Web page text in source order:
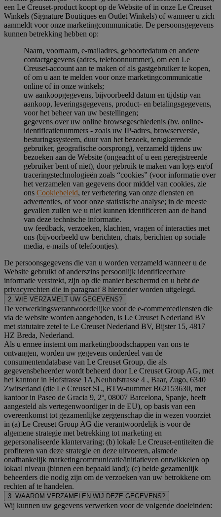
een Le Creuset-product koopt op de Website of in onze Le Creuset
Winkels (Signature Boutiques en Outlet Winkels) of wanneer u zich
aanmeldt voor onze marketingcommunicatie. De persoonsgegevens
kunnen betrekking hebben op:
Naam, voornaam, e-mailadres, geboortedatum en andere
contactgegevens (adres, telefoonnummer), om een Le
Creuset-account aan te maken of als gastgebruiker te kopen,
of om u aan te melden voor onze marketingcommunicatie
online of in onze winkels;
uw aankoopgegevens, bijvoorbeeld datum en tijdstip van
aankoop, leveringsgegevens, product- en betalingsgegevens,
voor het beheer van uw bestellingen;
gegevens over uw online browsegeschiedenis (bv. online-
identificatienummers - zoals uw IP-adres, browserversie,
besturingssysteem, duur van het bezoek, terugkerende
gebruiker, geografische oorsprong), verzameld tijdens uw
bezoeken aan de Website (ongeacht of u een geregistreerde
gebruiker bent of niet), door gebruik te maken van logs en/of
traceringstechnologieën zoals “cookies” (voor informatie over
het verzamelen van gegevens door middel van cookies, zie
ons Cookiebeleid, ter verbetering van onze diensten en
advertenties, of voor onze statistische analyse; in de meeste
gevallen zullen we u niet kunnen identificeren aan de hand
van deze technische informatie.
uw feedback, verzoeken, klachten, vragen of interacties met
ons (bijvoorbeeld uw berichten, chats, berichten op sociale
media, e-mails of telefoontjes).
De persoonsgegevens die van u worden verzameld wanneer u de
Website gebruikt of anderszins persoonlijk identificeerbare
informatie verstrekt, zijn op die manier beschermd en u hebt de
privacyrechten die in paragraaf 8 hieronder worden uitgelegd.
2. WIE VERZAMELT UW GEGEVENS?
De verwerkingsverantwoordelijke voor de e-commercediensten die
via de website worden aangeboden, is Le Creuset Nederland BV
met statutaire zetel te Le Creuset Nederland BV, Bijster 15, 4817
HZ Breda, Nederland.
Als u ermee instemt om marketingboodschappen van ons te
ontvangen, worden uw gegevens onderdeel van de
consumentendatabase van Le Creuset Group, die als
gegevensbeheerder wordt beheerd door Le Creuset Group AG, met
het kantoor in Hofstrasse 1A,Neuhofstrasse 4 , Baar, Zugo, 6340
Zwitserland (die Le Creuset SL, BTW-nummer B62153630, met
kantoor in Paseo de Gracia 9, 2º, 08007 Barcelona, Spanje, heeft
aangesteld als vertegenwoordiger in de EU), op basis van een
overeenkomst tot gezamenlijke zeggenschap die in wezen voorziet
in (a) Le Creuset Group AG die verantwoordelijk is voor de
algemene strategie met betrekking tot marketing en
gepersonaliseerde klantervaring; (b) lokale Le Creuset-entiteiten die
profiteren van deze strategie en deze uitvoeren, alsmede
onafhankelijk marketingcommunicatie/initiatieven ontwikkelen op
lokaal niveau (binnen een bepaald land); (c) beide gezamenlijk
beheerders die nodig zijn om de verzoeken van uw betrokkene om
rechten af te handelen.
3. WAAROM VERZAMELEN WIJ DEZE GEGEVENS?
Wij kunnen uw gegevens verwerken voor de volgende doeleinden: